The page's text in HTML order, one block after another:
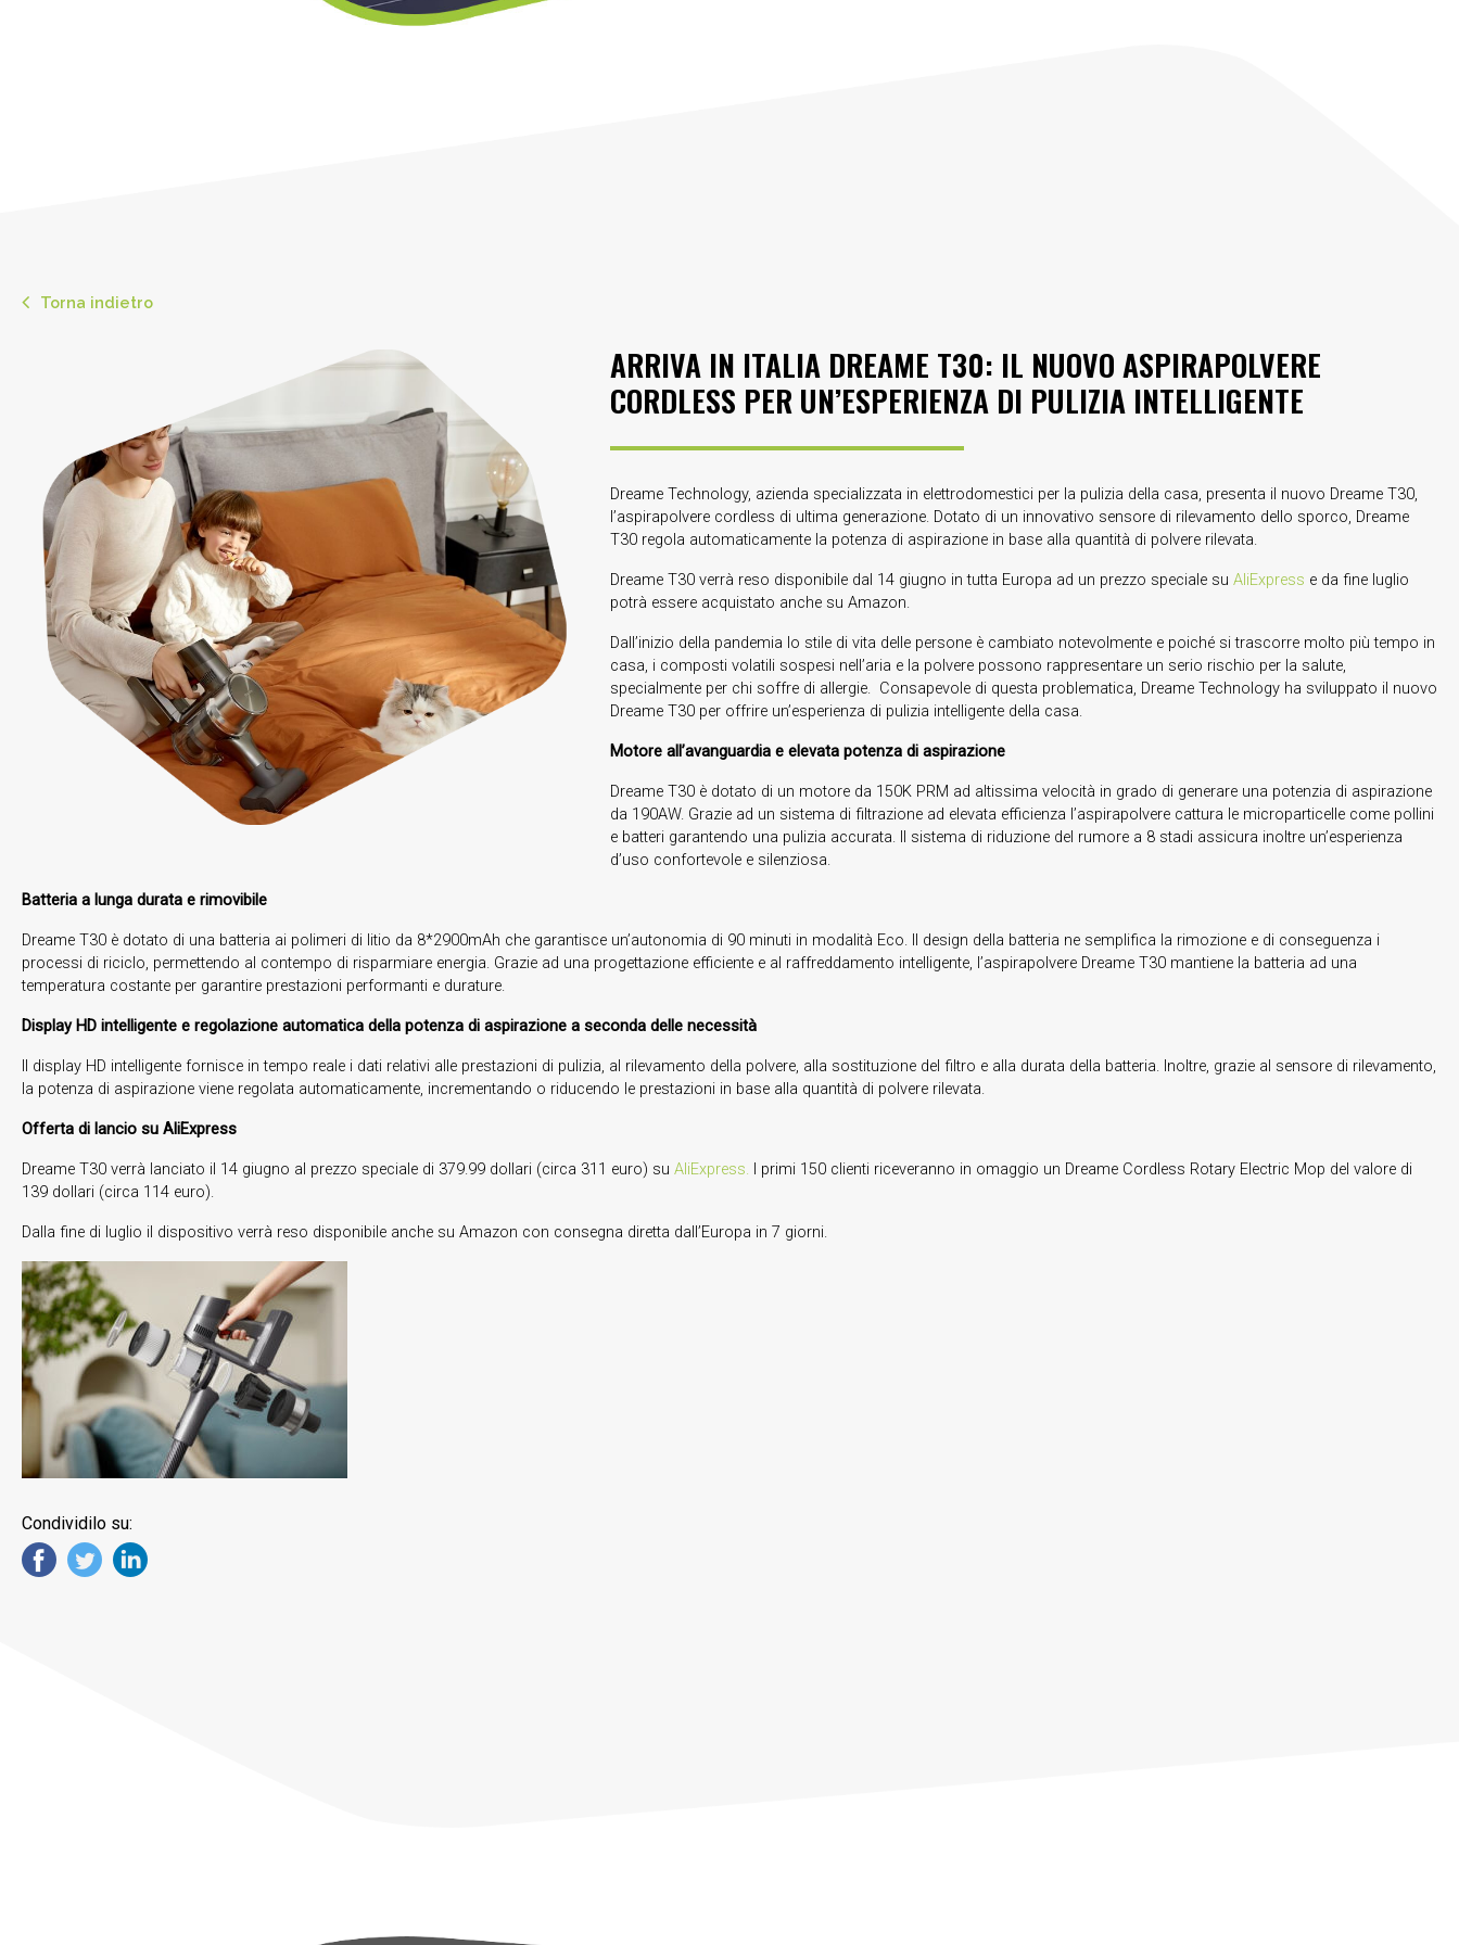
Torna indietro
ARRIVA IN ITALIA DREAME T30: IL NUOVO ASPIRAPOLVERE
CORDLESS PER UN’ESPERIENZA DI PULIZIA INTELLIGENTE
Dreame Technology, azienda specializzata in elettrodomestici per la pulizia della casa, presenta il nuovo Dreame T30,
l’aspirapolvere cordless di ultima generazione. Dotato di un innovativo sensore di rilevamento dello sporco, Dreame
T30 regola automaticamente la potenza di aspirazione in base alla quantità di polvere rilevata.
Dreame T30 verrà reso disponibile dal 14 giugno in tutta Europa ad un prezzo speciale su AliExpress e da fine luglio
potrà essere acquistato anche su Amazon.
Dall’inizio della pandemia lo stile di vita delle persone è cambiato notevolmente e poiché si trascorre molto più tempo in
casa, i composti volatili sospesi nell’aria e la polvere possono rappresentare un serio rischio per la salute,
specialmente per chi soffre di allergie. Consapevole di questa problematica, Dreame Technology ha sviluppato il nuovo
Dreame T30 per offrire un’esperienza di pulizia intelligente della casa.
Motore all’avanguardia e elevata potenza di aspirazione
Dreame T30 è dotato di un motore da 150K PRM ad altissima velocità in grado di generare una potenzia di aspirazione
da 190AW. Grazie ad un sistema di filtrazione ad elevata efficienza l’aspirapolvere cattura le microparticelle come pollini
e batteri garantendo una pulizia accurata. Il sistema di riduzione del rumore a 8 stadi assicura inoltre un’esperienza
d’uso confortevole e silenziosa.
Batteria a lunga durata e rimovibile
Dreame T30 è dotato di una batteria ai polimeri di litio da 8*2900mAh che garantisce un’autonomia di 90 minuti in modalità Eco. Il design della batteria ne semplifica la rimozione e di conseguenza i
processi di riciclo, permettendo al contempo di risparmiare energia. Grazie ad una progettazione efficiente e al raffreddamento intelligente, l’aspirapolvere Dreame T30 mantiene la batteria ad una
temperatura costante per garantire prestazioni performanti e durature.
Display HD intelligente e regolazione automatica della potenza di aspirazione a seconda delle necessità
Il display HD intelligente fornisce in tempo reale i dati relativi alle prestazioni di pulizia, al rilevamento della polvere, alla sostituzione del filtro e alla durata della batteria. Inoltre, grazie al sensore di rilevamento,
la potenza di aspirazione viene regolata automaticamente, incrementando o riducendo le prestazioni in base alla quantità di polvere rilevata.
Offerta di lancio su AliExpress
Dreame T30 verrà lanciato il 14 giugno al prezzo speciale di 379.99 dollari (circa 311 euro) su AliExpress. I primi 150 clienti riceveranno in omaggio un Dreame Cordless Rotary Electric Mop del valore di
139 dollari (circa 114 euro).
Dalla fine di luglio il dispositivo verrà reso disponibile anche su Amazon con consegna diretta dall’Europa in 7 giorni.
Condividilo su: